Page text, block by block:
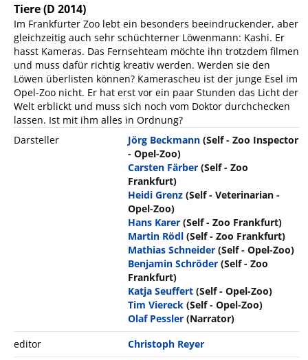
Tiere(D 2014)
Im Frankfurter Zoo lebt ein besonders beeindruckender, aber
gleichzeitig auch sehr schüchterner Löwenmann: Kashi. Er
hasst Kameras. Das Fernsehteam möchte ihn trotzdem filmen
und muss dafür richtig kreativ werden. Werden sie den
Löwen überlisten können? Kamerascheu ist der junge Esel im
Opel-Zoo nicht. Er hat erst vor ein paar Stunden das Licht der
Welt erblickt und muss sich noch vom Doktor durchchecken
lassen. Ist mit ihm alles in Ordnung?
Darsteller
Jörg Beckmann (Self - Zoo Inspector
- Opel-Zoo)
Carsten Färber (Self - Zoo
Frankfurt)
Heidi Grenz (Self - Veterinarian -
Opel-Zoo)
Hans Karer (Self - Zoo Frankfurt)
Martin Rödl (Self - Zoo Frankfurt)
Mathias Schneider (Self - Opel-Zoo)
Benjamin Schröder (Self - Zoo
Frankfurt)
Katja Seuffert (Self - Opel-Zoo)
Tim Viereck (Self - Opel-Zoo)
Olaf Pessler (Narrator)
editor
Christoph Reyer